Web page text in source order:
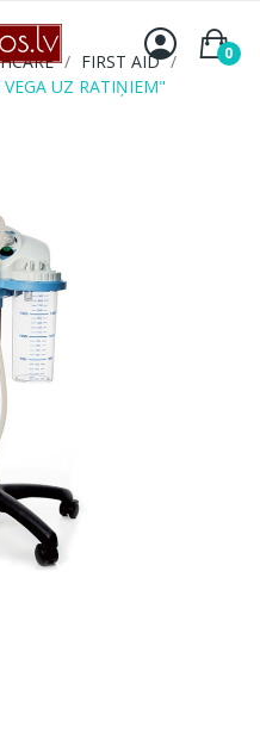
0
FIRST AID
VEGA UZ RATIŅIEM"